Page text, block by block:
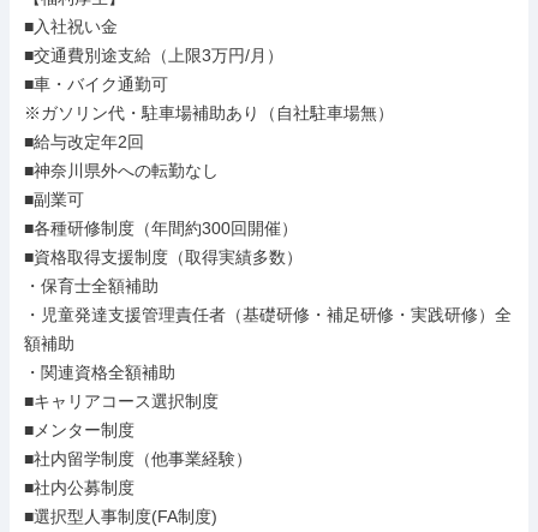
■入社祝い金
■交通費別途支給（上限3万円/月）
■車・バイク通勤可
※ガソリン代・駐車場補助あり（自社駐車場無）
■給与改定年2回
■神奈川県外への転勤なし
■副業可
■各種研修制度（年間約300回開催）
■資格取得支援制度（取得実績多数）
・保育士全額補助
・児童発達支援管理責任者（基礎研修・補足研修・実践研修）全
額補助
・関連資格全額補助
■キャリアコース選択制度
■メンター制度
■社内留学制度（他事業経験）
■社内公募制度
■選択型人事制度(FA制度)